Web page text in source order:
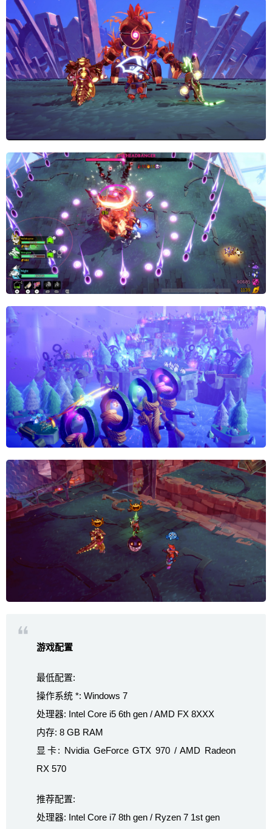
游戏配置
最低配置:
操作系统 *: Windows 7
处理器: Intel Core i5 6th gen / AMD FX 8XXX
内存: 8 GB RAM
显卡: Nvidia GeForce GTX 970 / AMD Radeon
RX 570
推荐配置:
处理器: Intel Core i7 8th gen / Ryzen 7 1st gen